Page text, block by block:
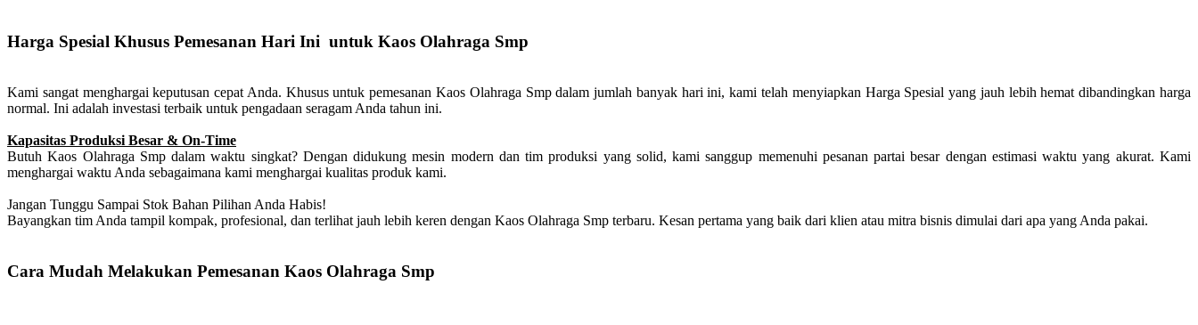
Harga Spesial Khusus Pemesanan Hari Ini untuk Kaos Olahraga Smp
Kami sangat menghargai keputusan cepat Anda. Khusus untuk pemesanan Kaos Olahraga Smp dalam jumlah banyak hari ini, kami telah menyiapkan Harga Spesial yang jauh lebih hemat dibandingkan harga
normal. Ini adalah investasi terbaik untuk pengadaan seragam Anda tahun ini.
Kapasitas Produksi Besar & On-Time
Butuh Kaos Olahraga Smp dalam waktu singkat? Dengan didukung mesin modern dan tim produksi yang solid, kami sanggup memenuhi pesanan partai besar dengan estimasi waktu yang akurat. Kami
menghargai waktu Anda sebagaimana kami menghargai kualitas produk kami.
Jangan Tunggu Sampai Stok Bahan Pilihan Anda Habis!
Bayangkan tim Anda tampil kompak, profesional, dan terlihat jauh lebih keren dengan Kaos Olahraga Smp terbaru. Kesan pertama yang baik dari klien atau mitra bisnis dimulai dari apa yang Anda pakai.
Cara Mudah Melakukan Pemesanan Kaos Olahraga Smp